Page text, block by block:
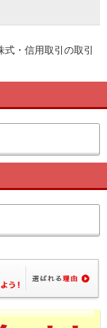
・信用取引の取引